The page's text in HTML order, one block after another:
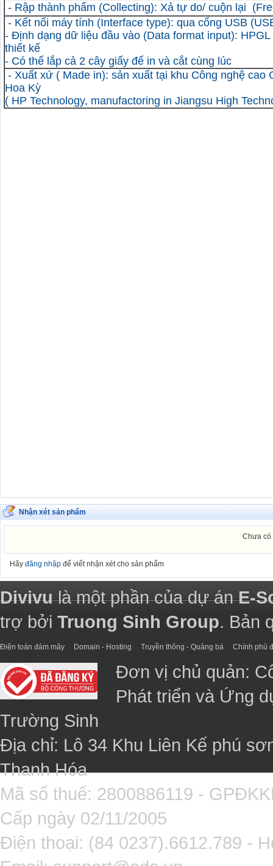
- Rập thành phẩm (Collecting): Xả tự do/ cuộn lại
- Kết nối máy tính (Interface type): qua cổng USB
- Định dạng dữ liệu đầu vào (Data format input):
thiết kế
- Có thể lắp cả 2 cây giấy để in và cắt cùng lúc
- Xuất xứ ( Made in): sản xuất tại khu Công nghệ cao
Hoa Kỳ
( HP Technology, manufactoring in Jiangsu High
Nhận xét sản phẩm
Chưa có
Hãy đăng nhập để viết nhận xét cho sản phẩm
Divivulà một phần của dự ánE-
trợ bởi Truong Sinh Group. Bản
Điện toán đám mây Domain - Hosting Truyền thông - Quảng bá Chính phủ
Đơn vị chủ quản:
Phát triển và Ứng
Trường Sinh
Địa chỉ: Lô 34 Khu Liên Kế phú
Thanh Hóa
Mã số thuế: 2800886119 -
Cấp ngày 02/11/2005
Điện thoại: (84 0237).6612.789 -